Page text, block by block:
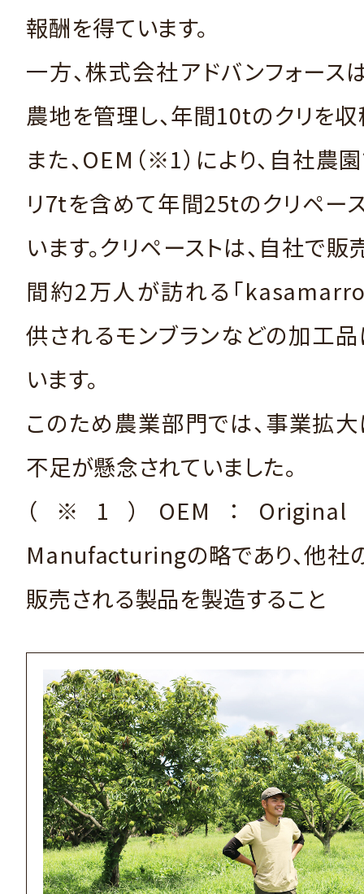
報酬を得ています。
一方、株式会社アドバンフォー
農地を管理し、年間10tのクリを収
また、OEM（※1）により、自社農
リ7tを含めて年間25tのクリペー
います。クリペーストは、自社で販
間約2万人が訪れる「
供されるモンブランなどの加工
います。
このため農業部門では、事業拡
不足が懸念されていました。
（※1）OEM：Original
Manufacturingの略であり、他社
販売される製品を製造すること